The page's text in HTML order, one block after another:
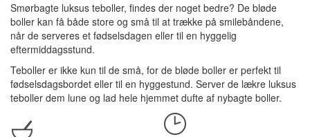
Smørbagte luksus teboller, findes der noget bedre? De bløde
boller kan få både store og små til at trække på smilebåndene,
når de serveres et fødselsdagen eller til en hyggelig
eftermiddagsstund.
Teboller er ikke kun til de små, for de bløde boller er perfekt til
fødselsdagsbordet eller til en hyggestund. Server de lækre luksus
teboller dem lune og lad hele hjemmet dufte af nybagte boller.